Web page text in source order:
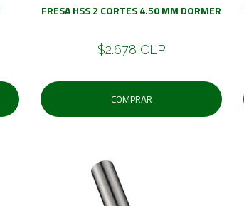
FRESA HSS 2 CORTES 4.50 MM DORMER
$2.678 CLP
COMPRAR